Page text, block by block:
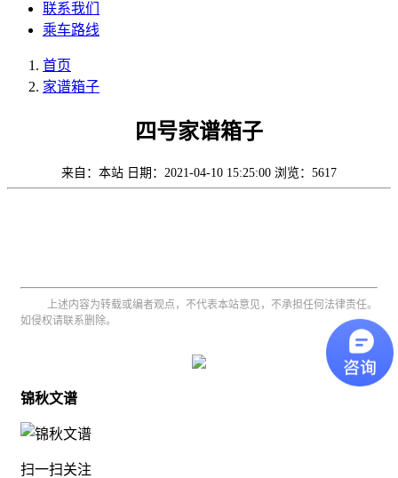
联系我们
乘车路线
首页
家谱箱子
四号家谱箱子
来自：本站 日期：2021-04-10 15:25:00 浏览：5617
上述内容为转载或编者观点，不代表本站意见，不承担任何法律责任。
如侵权请联系删除。
锦秋文谱
扫一扫关注